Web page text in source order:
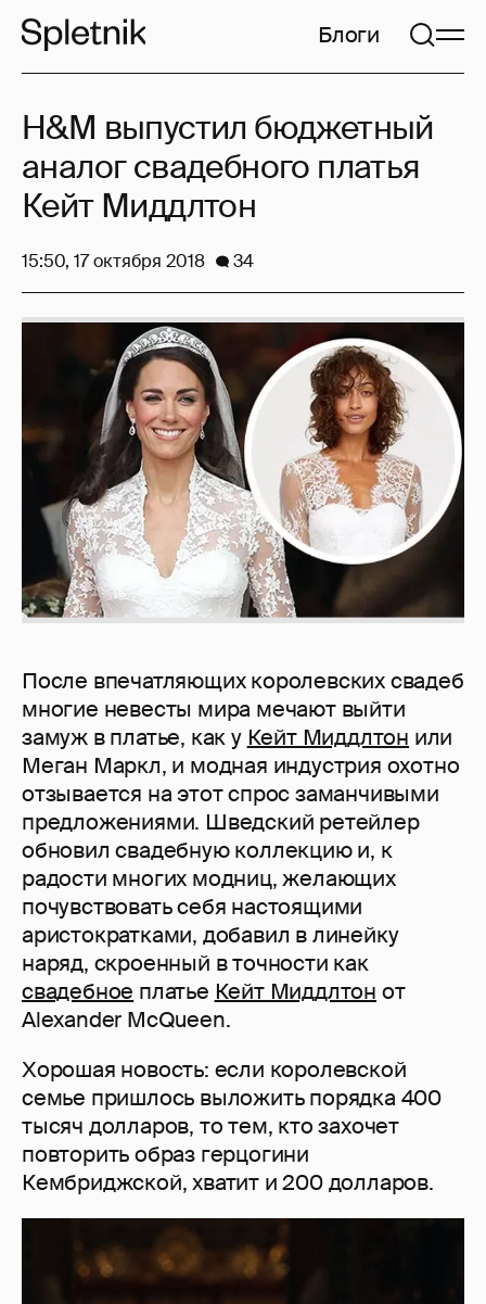
Блоги
После впечатляющих королевских свадеб
многие невесты мира мечают выйти
замуж в платье, как у Кейт Миддлтон или
Меган Маркл, и модная индустрия охотно
отзывается на этот спрос заманчивыми
предложениями. Шведский ретейлер
обновил свадебную коллекцию и, к
радости многих модниц, желающих
почувствовать себя настоящими
аристократками, добавил в линейку
наряд, скроенный в точности как
свадебное платье Кейт Миддлтон от
Alexander McQueen.
Хорошая новость: если королевской
семье пришлось выложить порядка 400
тысяч долларов, то тем, кто захочет
повторить образ герцогини
Кембриджской, хватит и 200 долларов.
H&M выпустил бюджетный
аналог свадебного платья
Кейт Миддлтон
15:50, 17 октября 2018 34